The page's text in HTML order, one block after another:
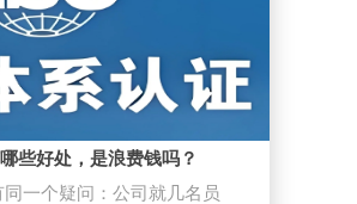
些好处，是浪费钱吗？
一个疑问：公司就几名员